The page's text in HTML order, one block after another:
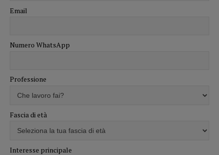
Email
Numero WhatsApp
Professione
Fascia di età
Interesse principale